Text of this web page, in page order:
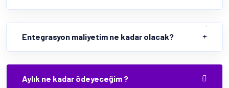
Entegrasyon maliyetim ne kadar olacak?
Aylık ne kadar ödeyeceğim ?